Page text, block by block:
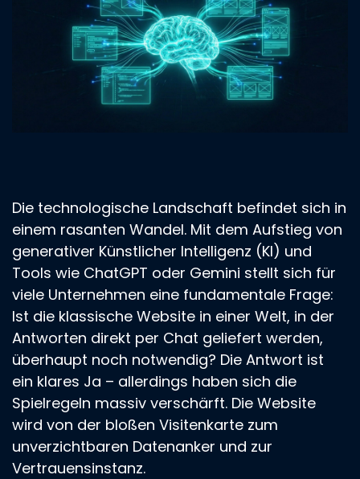
Die technologische Landschaft befindet sich in
einem rasanten Wandel. Mit dem Aufstieg von
generativer Künstlicher Intelligenz (KI) und
Tools wie ChatGPT oder Gemini stellt sich für
viele Unternehmen eine fundamentale Frage:
Ist die klassische Website in einer Welt, in der
Antworten direkt per Chat geliefert werden,
überhaupt noch notwendig? Die Antwort ist
ein klares Ja – allerdings haben sich die
Spielregeln massiv verschärft. Die Website
wird von der bloßen Visitenkarte zum
unverzichtbaren Datenanker und zur
Vertrauensinstanz.